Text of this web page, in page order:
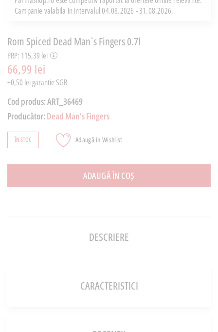
Campanie valabila in intervalul 04.08.2026 - 31.08.2026.
Rom Spiced Dead Man`s Fingers 0.7l
PRP: 115,39 lei
66,99 lei
+0,50 lei garantie SGR
Cod produs:ART_36469
Producător: Dead Man's Fingers
ÎN STOC Adaugă în Wishlist
ADAUGĂ ÎN COȘ
DESCRIERE
CARACTERISTICI